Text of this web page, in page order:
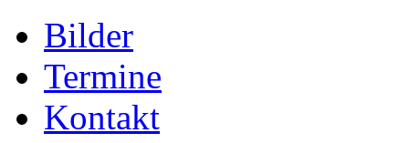
Bilder
Termine
Kontakt